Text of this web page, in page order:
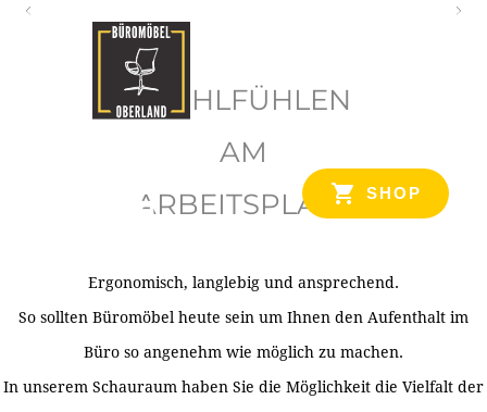
SHOP
WOHLFÜHLEN
AM
ARBEITSPLATZ
Ergonomisch, langlebig und ansprechend.
So sollten Büromöbel heute sein um Ihnen den Aufenthalt im
Büro so angenehm wie möglich zu machen.
In unserem Schauraum haben Sie die Möglichkeit die Vielfalt der